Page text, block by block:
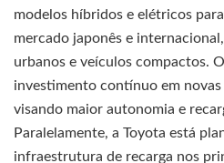
modelos híbridos e elétricos
mercado japonês e
urbanos e veículos compactos.
investimento contínuo em
visando maior autonomia e
Paralelamente, a Toyota está
infraestrutura de recarga nos